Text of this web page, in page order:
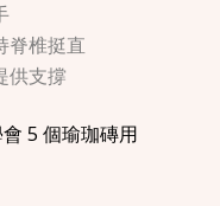
脊椎挺直
供支撐
5 個瑜珈磚用